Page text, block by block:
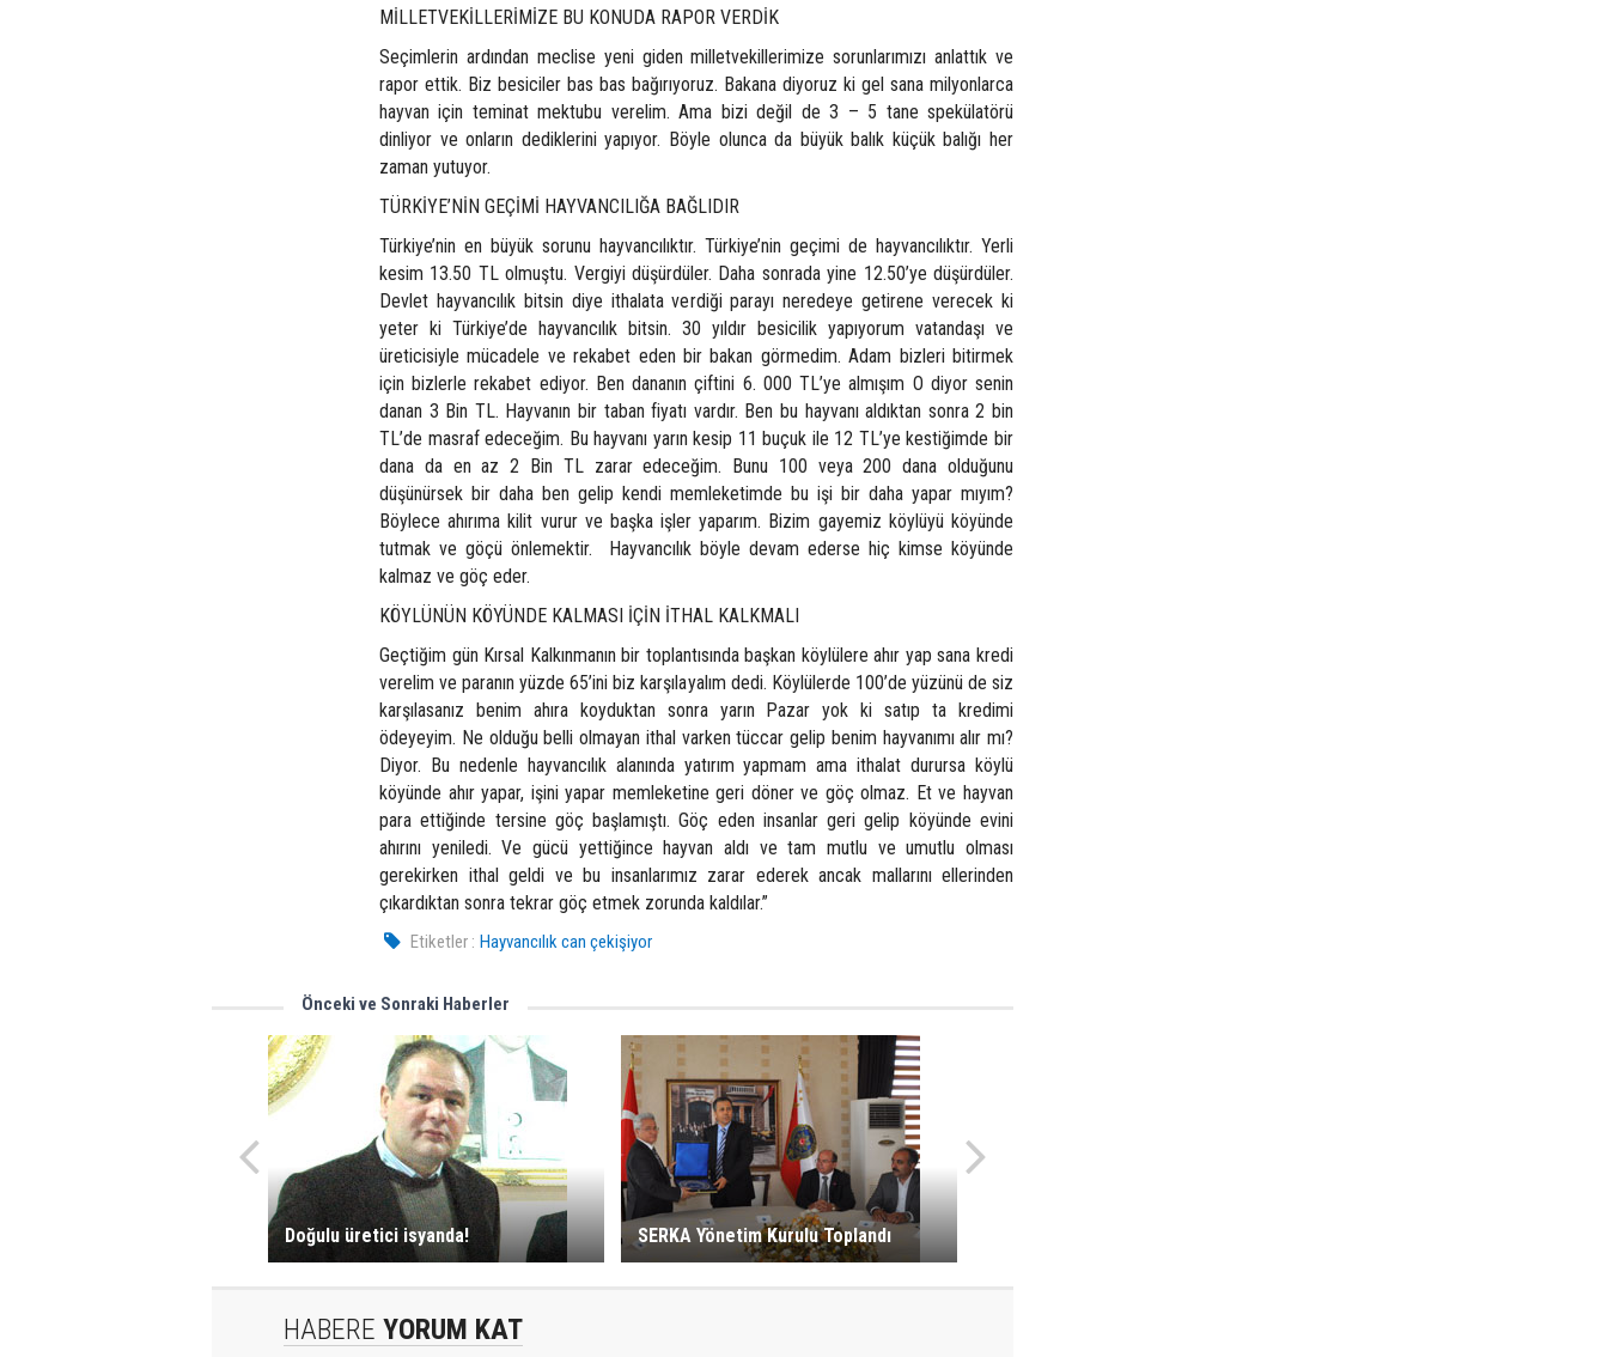
MİLLETVEKİLLERİMİZE BU KONUDA RAPOR VERDİK
Seçimlerin ardından meclise yeni giden milletvekillerimize sorunlarımızı anlattık ve
rapor ettik. Biz besiciler bas bas bağırıyoruz. Bakana diyoruz ki gel sana milyonlarca
hayvan için teminat mektubu verelim. Ama bizi değil de 3 – 5 tane spekülatörü
dinliyor ve onların dediklerini yapıyor. Böyle olunca da büyük balık küçük balığı her
zaman yutuyor.
TÜRKİYE’NİN GEÇİMİ HAYVANCILIĞA BAĞLIDIR
Türkiye’nin en büyük sorunu hayvancılıktır. Türkiye’nin geçimi de hayvancılıktır. Yerli
kesim 13.50 TL olmuştu. Vergiyi düşürdüler. Daha sonrada yine 12.50’ye düşürdüler.
Devlet hayvancılık bitsin diye ithalata verdiği parayı neredeye getirene verecek ki
yeter ki Türkiye’de hayvancılık bitsin. 30 yıldır besicilik yapıyorum vatandaşı ve
üreticisiyle mücadele ve rekabet eden bir bakan görmedim. Adam bizleri bitirmek
için bizlerle rekabet ediyor. Ben dananın çiftini 6. 000 TL’ye almışım O diyor senin
danan 3 Bin TL. Hayvanın bir taban fiyatı vardır. Ben bu hayvanı aldıktan sonra 2 bin
TL’de masraf edeceğim. Bu hayvanı yarın kesip 11 buçuk ile 12 TL’ye kestiğimde bir
dana da en az 2 Bin TL zarar edeceğim. Bunu 100 veya 200 dana olduğunu
düşünürsek bir daha ben gelip kendi memleketimde bu işi bir daha yapar mıyım?
Böylece ahırıma kilit vurur ve başka işler yaparım. Bizim gayemiz köylüyü köyünde
tutmak ve göçü önlemektir. Hayvancılık böyle devam ederse hiç kimse köyünde
kalmaz ve göç eder.
KÖYLÜNÜN KÖYÜNDE KALMASI İÇİN İTHAL KALKMALI
Geçtiğim gün Kırsal Kalkınmanın bir toplantısında başkan köylülere ahır yap sana kredi
verelim ve paranın yüzde 65’ini biz karşılayalım dedi. Köylülerde 100’de yüzünü de siz
karşılasanız benim ahıra koyduktan sonra yarın Pazar yok ki satıp ta kredimi
ödeyeyim. Ne olduğu belli olmayan ithal varken tüccar gelip benim hayvanımı alır mı?
Diyor. Bu nedenle hayvancılık alanında yatırım yapmam ama ithalat durursa köylü
köyünde ahır yapar, işini yapar memleketine geri döner ve göç olmaz. Et ve hayvan
para ettiğinde tersine göç başlamıştı. Göç eden insanlar geri gelip köyünde evini
ahırını yeniledi. Ve gücü yettiğince hayvan aldı ve tam mutlu ve umutlu olması
gerekirken ithal geldi ve bu insanlarımız zarar ederek ancak mallarını ellerinden
çıkardıktan sonra tekrar göç etmek zorunda kaldılar.”
Etiketler : Hayvancılık can çekişiyor
Önceki ve Sonraki Haberler
Doğulu üretici isyanda! SERKA Yönetim Kurulu Toplandı
HABERE YORUM KAT